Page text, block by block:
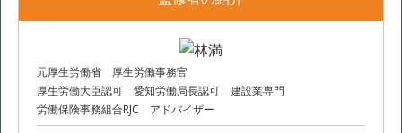
元厚生労働省 厚生労働事務官
厚生労働大臣認可 愛知労働局長認可 建設業専門
労働保険事務組合RJC アドバイザー